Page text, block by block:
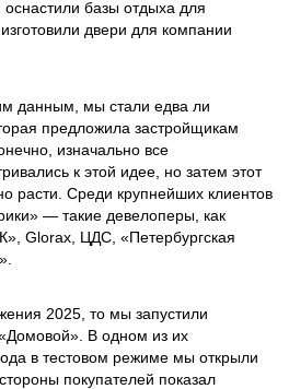
базы отдыха для
двери для компании
данным, мы стали едва ли
предложила застройщикам
изначально все
к этой идее, но затем этот
расти. Среди крупнейших клиентов
— такие девелоперы, как
Glorax, ЦДС, «Петербургская
2025, то мы запустили
В одном из их
в тестовом режиме мы открыли
покупателей показал